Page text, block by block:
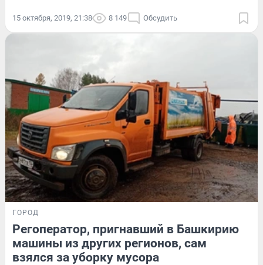
15 октября, 2019, 21:38 8 149 Обсудить
ГОРОД
Регоператор, пригнавший в Башкирию
машины из других регионов, сам
взялся за уборку мусора